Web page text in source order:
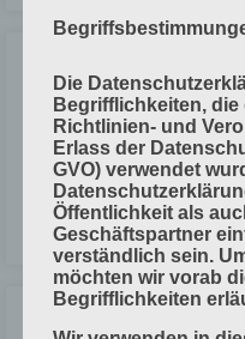
Handarbeiten
Beim Falzen arbeitet man
nur bei Qualitätskontrollen,
Herstellung von
LESEN »
Zählwerk und
Die
Begrifflichkeiten,
Richtlinien- und
Erlass der
GVO) verwendet
Öffentlichkeit als
Geschäftspartner
verständlich sein.
möchten wir vorab
Begrifflichkeiten